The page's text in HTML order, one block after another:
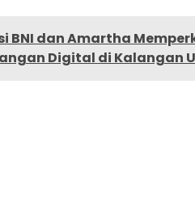
BNI dan Amartha
Digital di Kalangan